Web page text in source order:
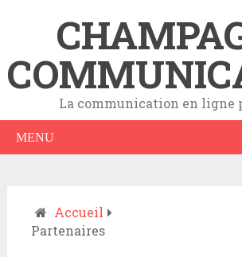
La communication en ligne
MENU
Accueil
Partenaires